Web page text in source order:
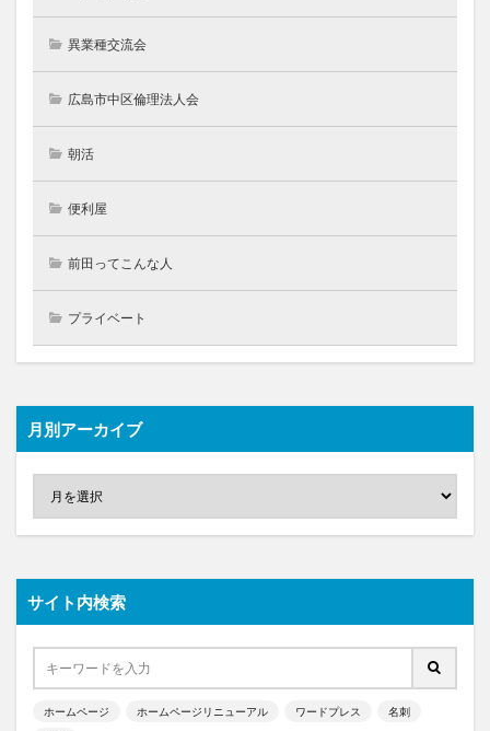
異業種交流会
広島市中区倫理法人会
朝活
便利屋
前田ってこんな人
プライベート
月別アーカイブ
サイト内検索
ホームページ ホームページリニューアル ワードプレス 名刺